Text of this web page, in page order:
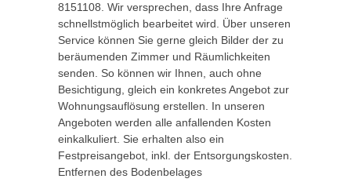
8151108. Wir versprechen, dass Ihre Anfrage
schnellstmöglich bearbeitet wird. Über unseren
Service können Sie gerne gleich Bilder der zu
beräumenden Zimmer und Räumlichkeiten
senden. So können wir Ihnen, auch ohne
Besichtigung, gleich ein konkretes Angebot zur
Wohnungsauflösung erstellen. In unseren
Angeboten werden alle anfallenden Kosten
einkalkuliert. Sie erhalten also ein
Festpreisangebot, inkl. der Entsorgungskosten.
Entfernen des Bodenbelages